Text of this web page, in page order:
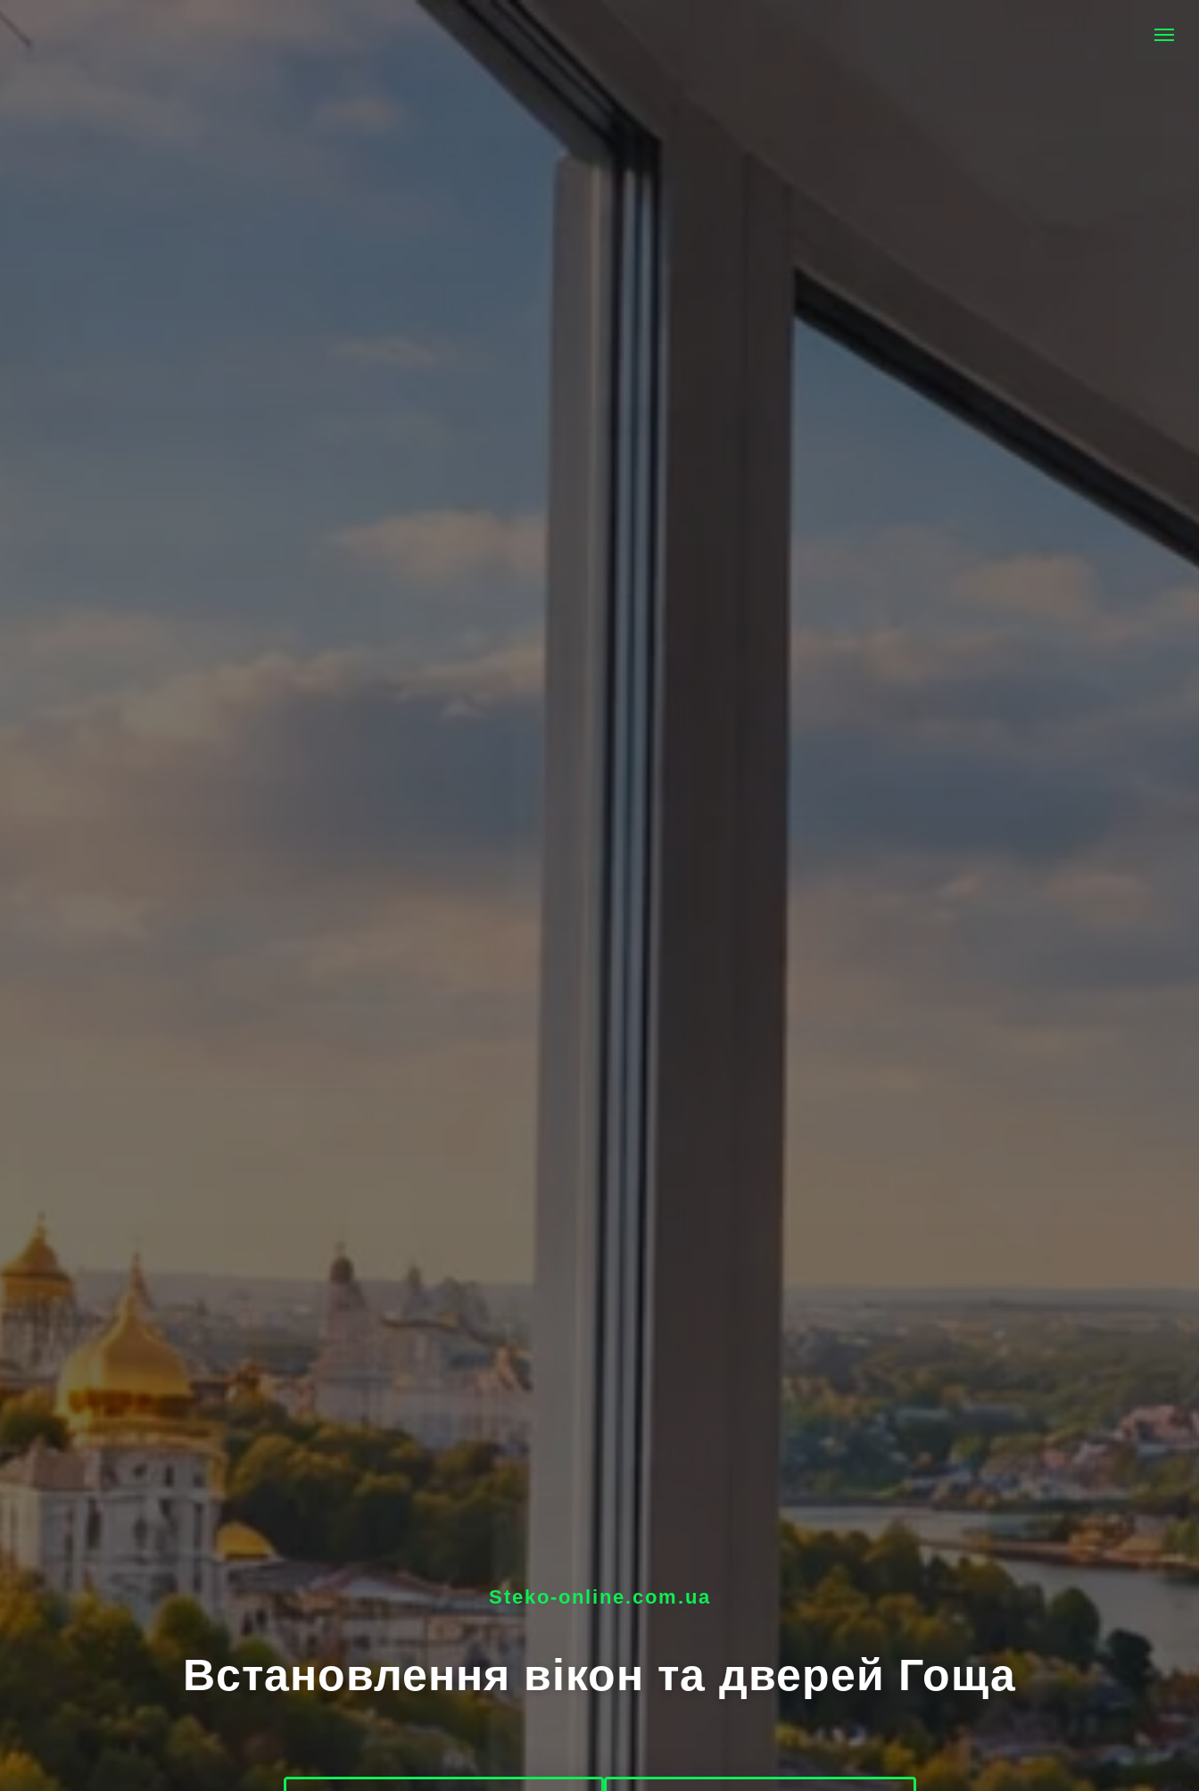
Steko-online.com.ua
Встановлення вікон та дверей Гоща